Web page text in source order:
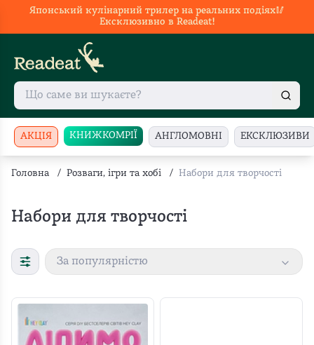
Японський кулінарний трилер на реальних подіях🥢
Ексклюзивно в Readeat!
АКЦІЯ КНИЖКОМРІЇ АНГЛОМОВНІ ЕКСКЛЮЗИВИ
Головна / Розваги, ігри та хобі / Набори для творчості
Набори для творчості
За популярністю